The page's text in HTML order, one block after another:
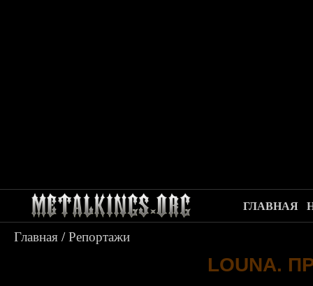
ГЛАВНАЯ
Главная /Репортажи
LOUNA.